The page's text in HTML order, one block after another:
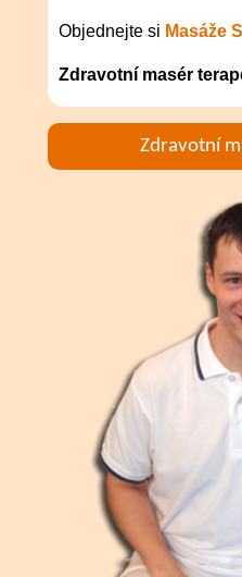
Objednejte si Masáže
Zdravotní masér
Zdravotní